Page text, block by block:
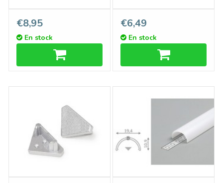
TRIAD 10mm Profile LED
Surface 1m-2m
€8,95
En stock
Couvercle B GlisserCôté en
longueur de 1m ou 2m
€6,49
En stock